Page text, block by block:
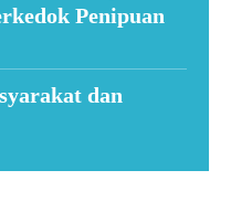
Penipuan
dan